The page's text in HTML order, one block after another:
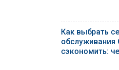
Как выбрать
обслуживания
сэкономить: